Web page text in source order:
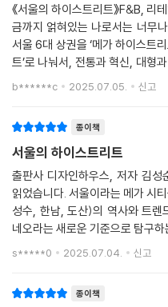
성이다.
대한민국 리테일 부동산의 현재
최적의 입지, 최상의 공간, 최고
하이스트리트로 구분한다. 리테일
전통 상권 명동, 홍대, 강남을
로, 2030 세대의 사랑을 받으며
도산을 네오 하이스트리트(Neo
전통 상권과 신흥 상권은 여러 방
트라도 강남과 명동의 빌딩이 높
산의 건물은 부피를 키우는 것보
어모으는 자원, 앵커도 상이하다.
《서울의 하이스트리트》F&B, 리
금까지 얽혀있는 나로서는 너무
서울 6대 상권을 ‘메가 하이스트리
트’로 나눠서, 전통과 혁신, 대형
체적으로 보여주는 책특히 성수,
b******c 2025.07.05. 신고
종이책
서울의 하이스트리트
출판사 디자인하우스, 저자 김
읽었습니다. 서울이라는 메가 시
성수, 한남, 도산)의 역사와 트렌
네오라는 새로운 기준으로 탐구
개인적으로 단순한 부동산 사업
s*****0 2025.07.04. 신고
종이책